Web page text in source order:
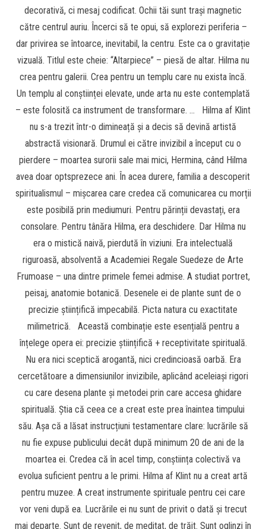
decorativă, ci mesaj codificat. Ochii tăi sunt trași magnetic
către centrul auriu. Încerci să te opui, să explorezi periferia –
dar privirea se întoarce, inevitabil, la centru. Este ca o gravitație
vizuală. Titlul este cheie: “Altarpiece” – piesă de altar. Hilma nu
crea pentru galerii. Crea pentru un templu care nu exista încă.
Un templu al conștiinței elevate, unde arta nu este contemplată
– este folosită ca instrument de transformare. … Hilma af Klint
nu s-a trezit într-o dimineață și a decis să devină artistă
abstractă visionară. Drumul ei către invizibil a început cu o
pierdere – moartea surorii sale mai mici, Hermina, când Hilma
avea doar optsprezece ani. În acea durere, familia a descoperit
spiritualismul – mișcarea care credea că comunicarea cu morții
este posibilă prin mediumuri. Pentru părinții devastați, era
consolare. Pentru tânăra Hilma, era deschidere. Dar Hilma nu
era o mistică naivă, pierdută în viziuni. Era intelectuală
riguroasă, absolventă a Academiei Regale Suedeze de Arte
Frumoase – una dintre primele femei admise. A studiat portret,
peisaj, anatomie botanică. Desenele ei de plante sunt de o
precizie științifică impecabilă. Picta natura cu exactitate
milimetrică. Această combinație este esențială pentru a
înțelege opera ei: precizie științifică + receptivitate spirituală.
Nu era nici sceptică arogantă, nici credincioasă oarbă. Era
cercetătoare a dimensiunilor invizibile, aplicând aceleiași rigori
cu care desena plante și metodei prin care accesa ghidare
spirituală. Știa că ceea ce a creat este prea înaintea timpului
său. Așa că a lăsat instrucțiuni testamentare clare: lucrările să
nu fie expuse publicului decât după minimum 20 de ani de la
moartea ei. Credea că în acel timp, conștiința colectivă va
evolua suficient pentru a le primi. Hilma af Klint nu a creat artă
pentru muzee. A creat instrumente spirituale pentru cei care
vor veni după ea. Lucrările ei nu sunt de privit o dată și trecut
mai departe. Sunt de revenit, de meditat, de trăit. Sunt oglinzi în